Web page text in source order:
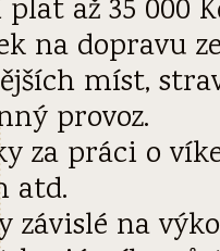
až 35 000
na dopravu ze
míst,
provoz.
za práci o
atd.
závislé na